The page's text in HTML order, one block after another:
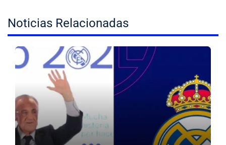
Noticias Relacionadas